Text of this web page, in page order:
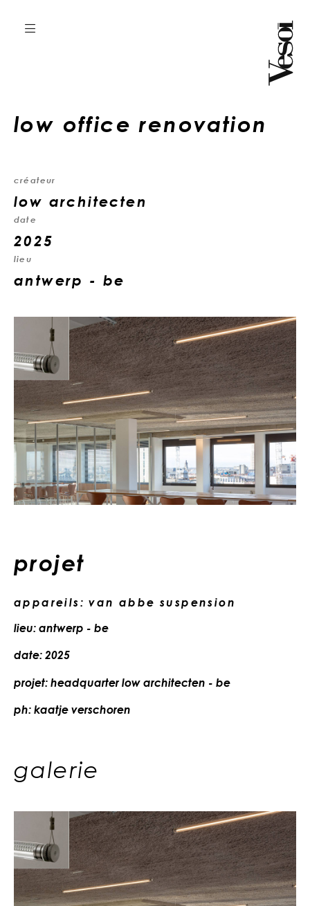
low office renovation
créateur
low architecten
date
2025
lieu
antwerp - be
projet
appareils: van abbe suspension
lieu: antwerp - be
date: 2025
projet: headquarter low architecten - be
ph: kaatje verschoren
galerie